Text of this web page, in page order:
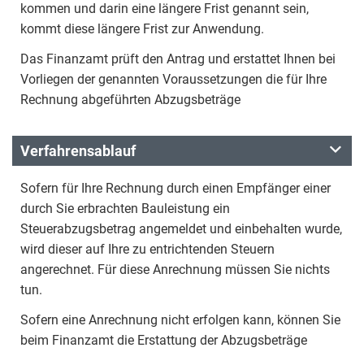
kommen und darin eine längere Frist genannt sein,
kommt diese längere Frist zur Anwendung.
Das Finanzamt prüft den Antrag und erstattet Ihnen bei
Vorliegen der genannten Voraussetzungen die für Ihre
Rechnung abgeführten Abzugsbeträge
Verfahrensablauf
Sofern für Ihre Rechnung durch einen Empfänger einer
durch Sie erbrachten Bauleistung ein
Steuerabzugsbetrag angemeldet und einbehalten wurde,
wird dieser auf Ihre zu entrichtenden Steuern
angerechnet. Für diese Anrechnung müssen Sie nichts
tun.
Sofern eine Anrechnung nicht erfolgen kann, können Sie
beim Finanzamt die Erstattung der Abzugsbeträge